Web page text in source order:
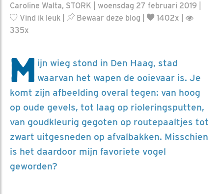
Caroline Walta, STORK | woensdag 27 februari 2019 |
Vind ik leuk
Bewaar deze blog
1402x |
335x
M ijn wieg stond in Den Haag, stad
waarvan het wapen de ooievaar is. Je
komt zijn afbeelding overal tegen: van hoog
op oude gevels, tot laag op rioleringsputten,
van goudkleurig gegoten op routepaaltjes tot
zwart uitgesneden op afvalbakken. Misschien
is het daardoor mijn favoriete vogel
geworden?